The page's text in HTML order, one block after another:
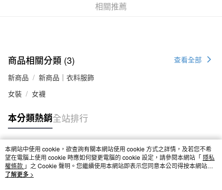
每筆NT$65，滿NT$1,000(含以上)免運費
宅配
每筆NT$150，滿NT$2,000(含以上)免運費
免運費
相關推薦
商品相關分類 (3)
查看全部
新商品
新商品｜衣料服飾
女裝
女襪
本分類熱銷全站排行
熱門標籤
本網站中使用 cookie，欲查詢有關本網站使用 cookie 方式之詳情，及若您不希
望在電腦上使用 cookie 時應如何變更電腦的 cookie 設定，請參閱本網站「 隱私
權條款 」之 Cookie 聲明。您繼續使用本網站即表示您同意本公司得按本網站使
用條款之 Cookie 聲明使用 cookie。
了解更多 >